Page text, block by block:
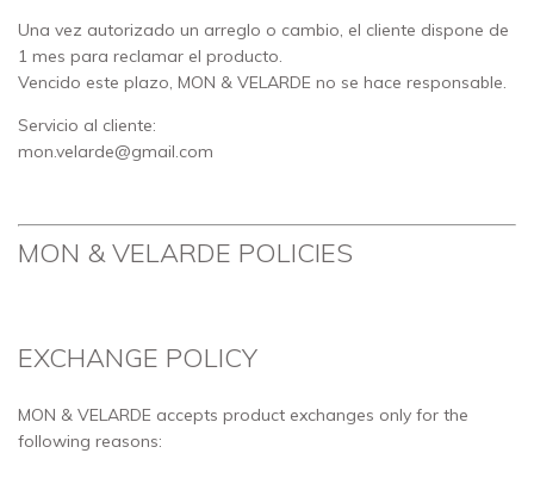
Una vez autorizado un arreglo o cambio, el cliente dispone de
1 mes para reclamar el producto.
Vencido este plazo, MON & VELARDE no se hace responsable.
Servicio al cliente:
mon.velarde@gmail.com
MON & VELARDE POLICIES
EXCHANGE POLICY
MON & VELARDE accepts product exchanges only for the
following reasons: